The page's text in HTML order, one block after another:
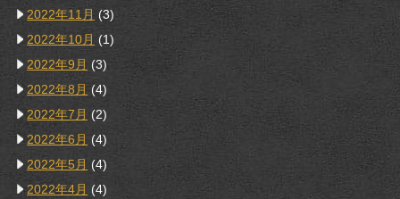
2022年11月 (3)
2022年10月 (1)
2022年9月 (3)
2022年8月 (4)
2022年7月 (2)
2022年6月 (4)
2022年5月 (4)
2022年4月 (4)